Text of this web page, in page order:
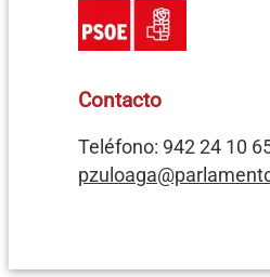
Contacto
Teléfono: 942 24 10